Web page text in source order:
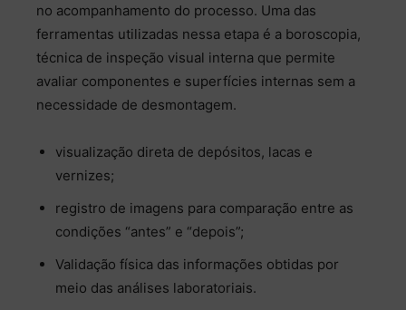
no acompanhamento do processo. Uma das
ferramentas utilizadas nessa etapa é a boroscopia,
técnica de inspeção visual interna que permite
avaliar componentes e superfícies internas sem a
necessidade de desmontagem.
visualização direta de depósitos, lacas e
vernizes;
registro de imagens para comparação entre as
condições “antes” e “depois”;
Validação física das informações obtidas por
meio das análises laboratoriais.